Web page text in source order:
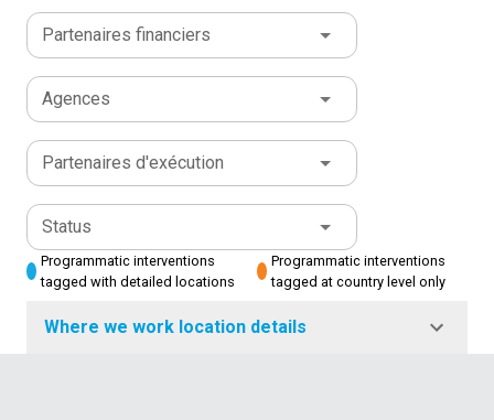
Partenaires financiers
Agences
Partenaires d'exécution
Status
Programmatic interventions
tagged with detailed locations
Programmatic interventions
tagged at country level only
Where we work location details